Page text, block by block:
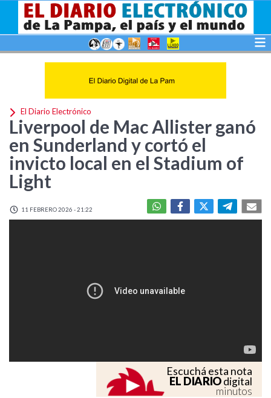
El Diario Electrónico
Liverpool de Mac Allister ganó
en Sunderland y cortó el
invicto local en el Stadium of
Light
11 FEBRERO 2026 - 21:22
Escuchá esta nota
EL DIARIOdigital
minutos